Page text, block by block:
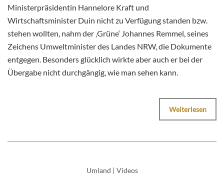
Ministerpräsidentin Hannelore Kraft und
Wirtschaftsminister Duin nicht zu Verfügung standen bzw.
stehen wollten, nahm der ‚Grüne‘ Johannes Remmel, seines
Zeichens Umweltminister des Landes NRW, die Dokumente
entgegen. Besonders glücklich wirkte aber auch er bei der
Übergabe nicht durchgängig, wie man sehen kann.
Weiterlesen
Umland | Videos